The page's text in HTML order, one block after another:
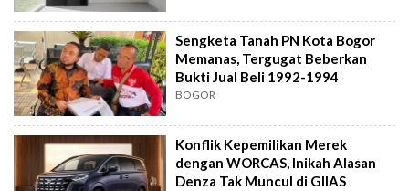
Sengketa Tanah PN Kota Bogor
Memanas, Tergugat Beberkan
Bukti Jual Beli 1992-1994
BOGOR
Konflik Kepemilikan Merek
dengan WORCAS, Inikah Alasan
Denza Tak Muncul di GIIAS